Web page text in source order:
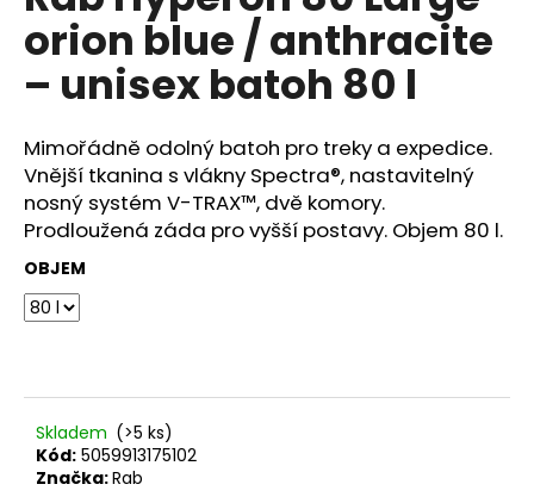
z
hvězdiček.
orion blue / anthracite
– unisex batoh 80 l
Mimořádně odolný batoh pro treky a expedice.
Vnější tkanina s vlákny Spectra®, nastavitelný
nosný systém V-TRAX™, dvě komory.
Prodloužená záda pro vyšší postavy. Objem 80 l.
OBJEM
Skladem (>5 ks)
Kód: 5059913175102
Značka:Rab
a
j
í
?
o
p
o